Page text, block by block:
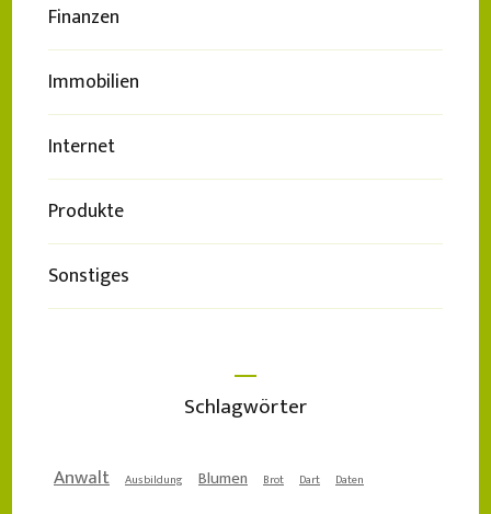
Finanzen
Immobilien
Internet
Produkte
Sonstiges
Schlagwörter
Anwalt Ausbildung Blumen Brot Dart Daten